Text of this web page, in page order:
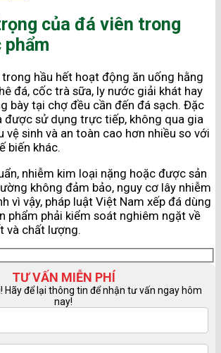
của đá viên trong
hầu hết hoạt động ăn uống hằng
đá, cốc trà sữa, ly nước giải khát hay
bày tại chợ đều cần đến đá sạch. Đặc
được sử dụng trực tiếp, không qua gia
vệ sinh và an toàn cao hơn nhiều so với
biến khác.
nhiễm kim loại nặng hoặc được sản
không đảm bảo, nguy cơ lây nhiễm
vì vậy, pháp luật Việt Nam xếp đá dùng
phẩm phải kiểm soát nghiêm ngặt về
và chất lượng.
TƯ VẤN MIỄN PHÍ
Hãy để lại thông tin để nhận tư vấn ngay hôm
nay!